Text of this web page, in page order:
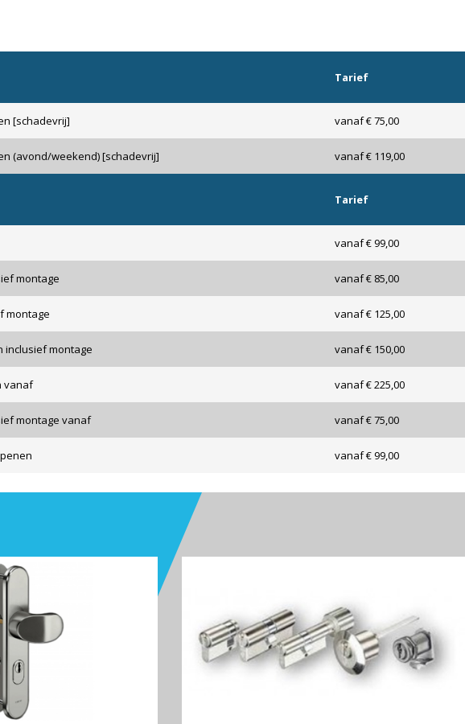
Tarief
[schadevrij] vanaf € 75,00
(avond/weekend) [schadevrij] vanaf € 119,00
Tarief
vanaf € 99,00
montage vanaf € 85,00
montage vanaf € 125,00
inclusief montage vanaf € 150,00
vanaf vanaf € 225,00
montage vanaf vanaf € 75,00
vanaf € 99,00